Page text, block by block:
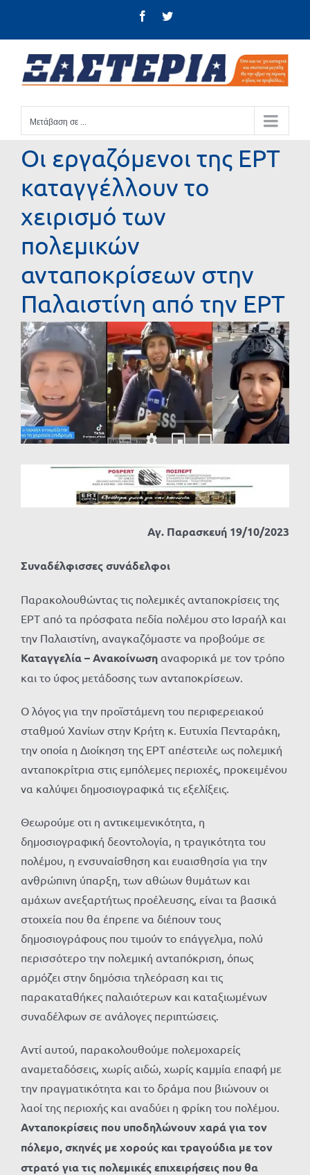
FacebookTwitter
Μετάβαση σε ...
Οι εργαζόμενοι της ΕΡΤ
καταγγέλλουν το
χειρισμό των
πολεμικών
ανταποκρίσεων στην
Παλαιστίνη από την ΕΡΤ
Προβολή
μεγαλύτερης
εικόνας
Αγ. Παρασκευή 19/10/2023
Συναδέλφισσες συνάδελφοι
Παρακολουθώντας τις πολεμικές ανταποκρίσεις της
ΕΡΤ από τα πρόσφατα πεδία πολέμου στο Ισραήλ και
την Παλαιστίνη, αναγκαζόμαστε να προβούμε σε
Καταγγελία – Ανακοίνωση αναφορικά με τον τρόπο
και το ύφος μετάδοσης των ανταποκρίσεων.
Ο λόγος για την προϊστάμενη του περιφερειακού
σταθμού Χανίων στην Κρήτη κ. Ευτυχία Πενταράκη,
την οποία η Διοίκηση της ΕΡΤ απέστειλε ως πολεμική
ανταποκρίτρια στις εμπόλεμες περιοχές, προκειμένου
να καλύψει δημοσιογραφικά τις εξελίξεις.
Θεωρούμε οτι η αντικειμενικότητα, η
δημοσιογραφική δεοντολογία, η τραγικότητα του
πολέμου, η ενσυναίσθηση και ευαισθησία για την
ανθρώπινη ύπαρξη, των αθώων θυμάτων και
αμάχων ανεξαρτήτως προέλευσης, είναι τα βασικά
στοιχεία που θα έπρεπε να διέπουν τους
δημοσιογράφους που τιμούν το επάγγελμα, πολύ
περισσότερο την πολεμική ανταπόκριση, όπως
αρμόζει στην δημόσια τηλεόραση και τις
παρακαταθήκες παλαιότερων και καταξιωμένων
συναδέλφων σε ανάλογες περιπτώσεις.
Αντί αυτού, παρακολουθούμε πολεμοχαρείς
αναμεταδόσεις, χωρίς αιδώ, χωρίς καμμία επαφή με
την πραγματικότητα και το δράμα που βιώνουν οι
λαοί της περιοχής και αναδύει η φρίκη του πολέμου.
Ανταποκρίσεις που υποδηλώνουν χαρά για τον
πόλεμο, σκηνές με χορούς και τραγούδια με τον
στρατό για τις πολεμικές επιχειρήσεις που θα